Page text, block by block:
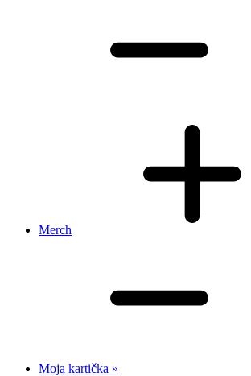
Merch
Moja kartička »